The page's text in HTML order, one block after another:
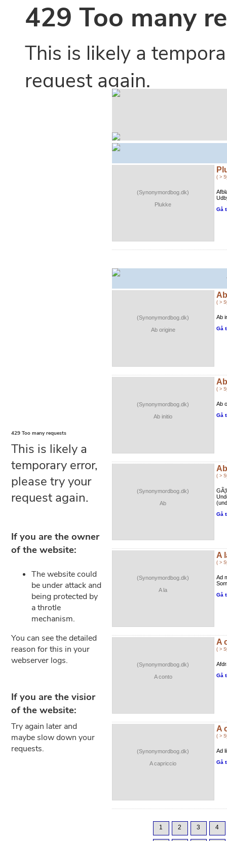
(Synonymordbog.dk)
Plukke
( >
Gå
(Synonymordbog.dk)
Ab origine
( >
Ab
Gå
(Synonymordbog.dk)
Ab initio
( >
Ab
Gå
(Synonymordbog.dk)
Ab
Ab
( >
Gå
(Synonymordbog.dk)
A la
A
( >
Ad
Gå
(Synonymordbog.dk)
A conto
A
( >
Gå
(Synonymordbog.dk)
A capriccio
A
( >
Ad
Gå
1 2 3 4